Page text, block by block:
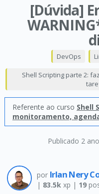
[Dúvida]
Publicado 2
DevOps
Shell Scripting parte 2:
Referente ao curso Shell
monitoramento,
por Irlan Nery
| 83.5kxp | 19